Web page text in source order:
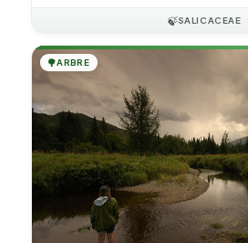
🍃SALICACEAE
🌳ARBRE